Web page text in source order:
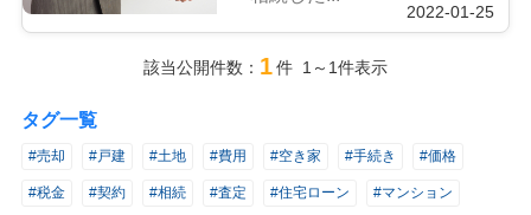
2022-01-25
該当公開件数： 1件 1～1件表示
タグ一覧
#売却 #戸建 #土地 #費用 #空き家 #手続き #価格
#税金 #契約 #相続 #査定 #住宅ローン #マンション